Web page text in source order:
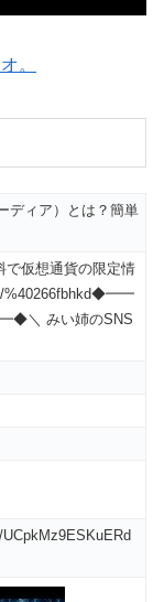
。
ディア）とは？簡単
で仮想通貨の限定情
%40266fbhkd◆━━
みい姉のSNS